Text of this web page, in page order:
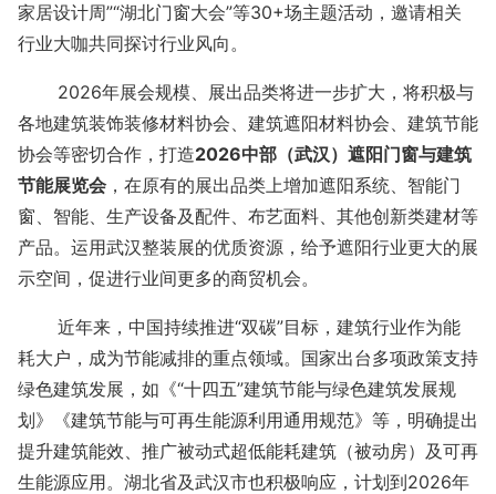
家居设计周”“湖北门窗大会”等30+场主题活动，邀请相关
行业大咖共同探讨行业风向。
2026年展会规模、展出品类将进一步扩大，将积极与
各地建筑装饰装修材料协会、建筑遮阳材料协会、建筑节能
协会等密切合作，打造2026中部（武汉）遮阳门窗与建筑
节能展览会 ，在原有的展出品类上增加遮阳系统、智能门
窗、智能、生产设备及配件、布艺面料、其他创新类建材等
产品。运用武汉整装展的优质资源，给予遮阳行业更大的展
示空间，促进行业间更多的商贸机会。
近年来，中国持续推进“双碳”目标，建筑行业作为能
耗大户，成为节能减排的重点领域。国家出台多项政策支持
绿色建筑发展，如《“十四五”建筑节能与绿色建筑发展规
划》《建筑节能与可再生能源利用通用规范》等，明确提出
提升建筑能效、推广被动式超低能耗建筑（被动房）及可再
生能源应用。湖北省及武汉市也积极响应，计划到2026年